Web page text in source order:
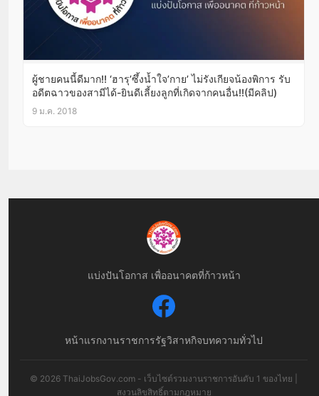
ผู้ชายคนนี้ดีมาก!! ‘ฮารุ’ซึ้งน้ำใจ’กาย’ ไม่รังเกียจน้องพิการ รับ
อดีตฉาวของสามีได้-ยินดีเลี้ยงลูกที่เกิดจากคนอื่น!!(มีคลิป)
9 ม.ค. 2018
แบ่งปันโอกาส เพื่ออนาคตที่ก้าวหน้า
หน้าแรกงานราชการรัฐวิสาหกิจบทความทั่วไป
© 2026 ThaiJobsGov.com - เว็บไซต์รวมงานราชการอันดับ 1 ของไทย |
สงวนลิขสิทธิ์ตามกฎหมาย